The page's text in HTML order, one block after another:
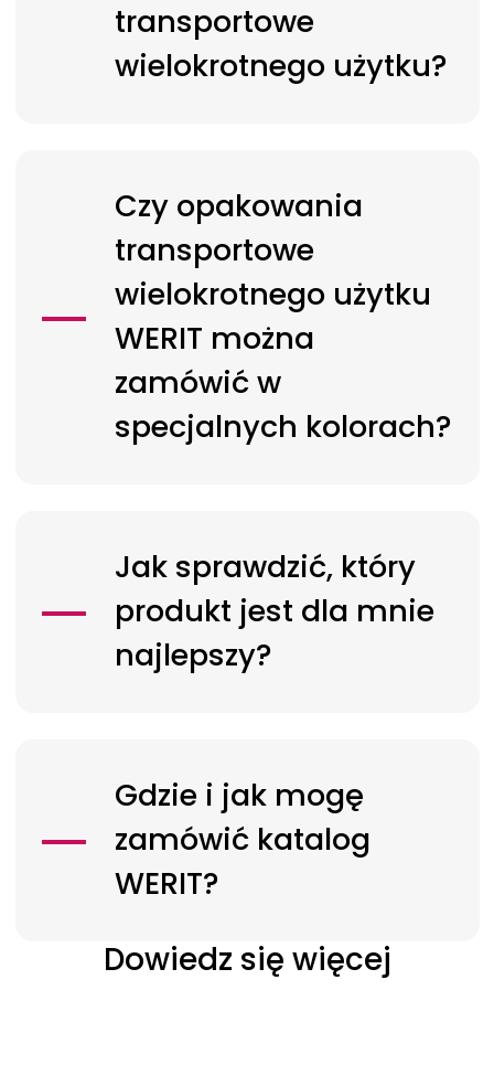
transportowe
wielokrotnego użytku?
Czy opakowania
transportowe
wielokrotnego użytku
WERIT można
zamówić w
specjalnych kolorach?
Jak sprawdzić, który
produkt jest dla mnie
najlepszy?
Gdzie i jak mogę
zamówić katalog
WERIT?
Dowiedz się więcej